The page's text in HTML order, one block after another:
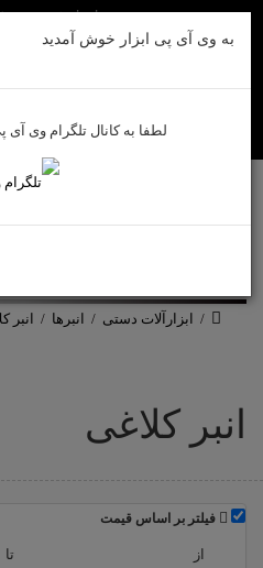
راهنمای خرید
ابزارآلات دستی انبرها انبر
انبر کلاغی
فیلتر بر اساس قیمت
از تا
به وی آی پی ابزار خوش آمدید
لطفا به کانال تلگرام وی آی